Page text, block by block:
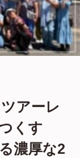
アーレ
くす
濃厚な2